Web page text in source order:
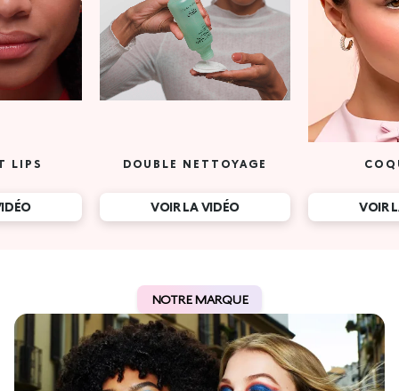
LIPS DOUBLE NETTOYAGE
VOIR LA VIDÉO VOIR
NOTRE MARQUE